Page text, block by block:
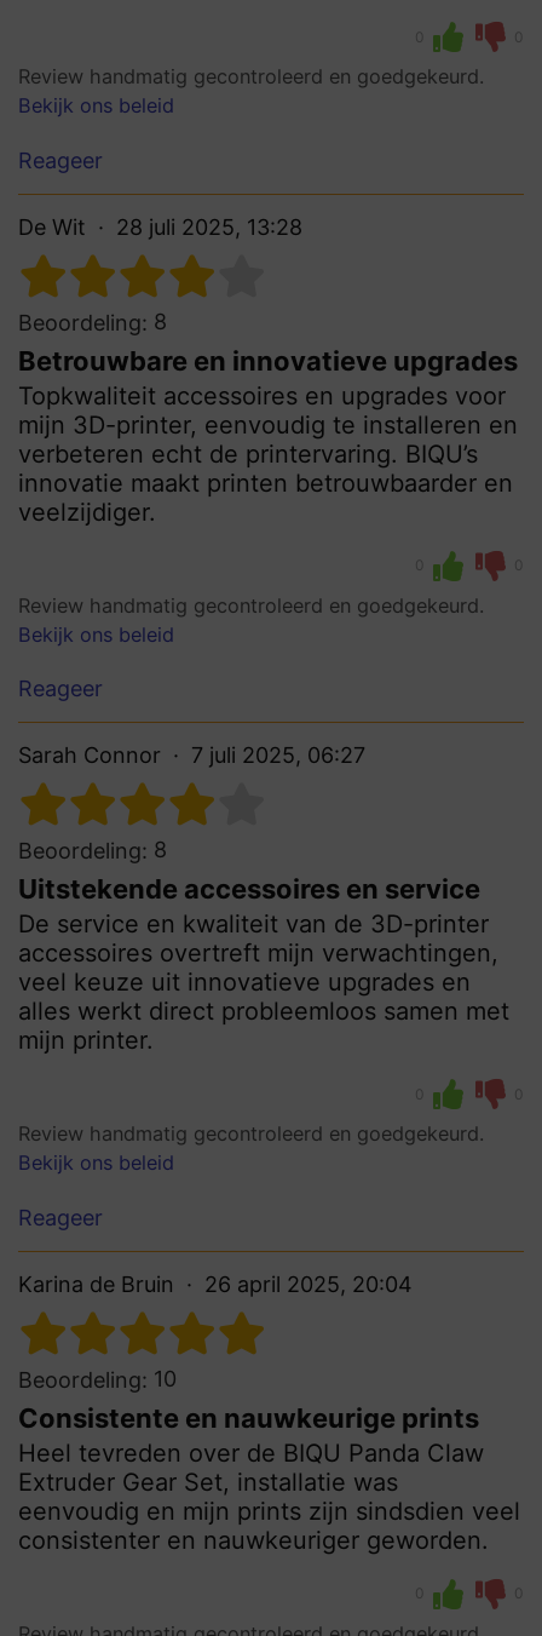
0 0
Review handmatig gecontroleerd en goedgekeurd.
Bekijk ons beleid
Reageer
De Wit 28 juli 2025, 13:28
Beoordeling: 8
Betrouwbare en innovatieve upgrades
Topkwaliteit accessoires en upgrades voor
mijn 3D-printer, eenvoudig te installeren en
verbeteren echt de printervaring. BIQU’s
innovatie maakt printen betrouwbaarder en
veelzijdiger.
0 0
Review handmatig gecontroleerd en goedgekeurd.
Bekijk ons beleid
Reageer
Sarah Connor 7 juli 2025, 06:27
Beoordeling: 8
Uitstekende accessoires en service
De service en kwaliteit van de 3D-printer
accessoires overtreft mijn verwachtingen,
veel keuze uit innovatieve upgrades en
alles werkt direct probleemloos samen met
mijn printer.
0 0
Review handmatig gecontroleerd en goedgekeurd.
Bekijk ons beleid
Reageer
Karina de Bruin 26 april 2025, 20:04
Beoordeling: 10
Consistente en nauwkeurige prints
Heel tevreden over de BIQU Panda Claw
Extruder Gear Set, installatie was
eenvoudig en mijn prints zijn sindsdien veel
consistenter en nauwkeuriger geworden.
0 0